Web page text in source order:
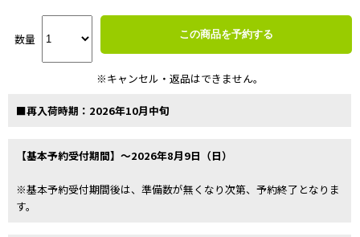
数量 この商品を予約する
※キャンセル・返品はできません。
■再入荷時期：2026年10月中旬
【基本予約受付期間】～2026年8月9日（日）
※基本予約受付期間後は、準備数が無くなり次第、予約終了となりま
す。